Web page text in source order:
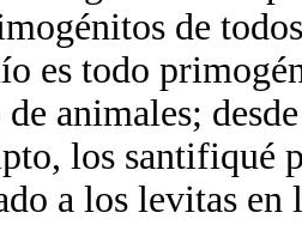
de
es todo
animales;
los santifiqué
a los levitas